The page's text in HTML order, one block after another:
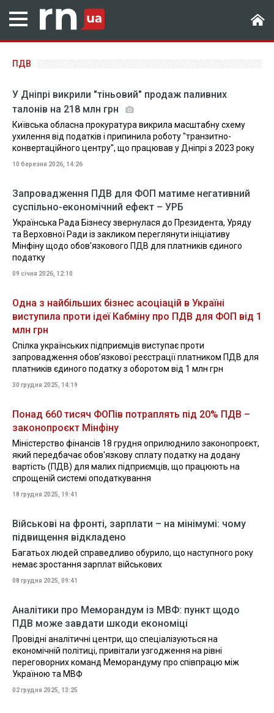
ПДВ
У Дніпрі викрили "тіньовий" продаж паливних
талонів на 218 млн грн
Київська обласна прокуратура викрила масштабну схему
ухилення від податків і припинила роботу "транзитно-
конвертаційного центру", що працював у Дніпрі з 2023 року
10 березня 2026, 14:26
Запровадження ПДВ для ФОП матиме негативний
суспільно-економічний ефект – УРБ
Українська Рада Бізнесу звернулася до Президента, Уряду
та Верховної Ради із закликом переглянути ініціативу
Мінфіну щодо обов'язкового ПДВ для платників єдиного
податку
09 січня 2026, 12:10
Одна з найбільших бізнес асоціацій в Україні
виступила проти ідеї Кабміну про ПДВ для ФОП від 1
млн грн
Спілка українських підприємців виступає проти
запровадження обов’язкової реєстрації платником ПДВ для
платників єдиного податку з оборотом від 1 млн грн
30 грудня 2025, 14:19
Понад 660 тисяч ФОПів потраплять під 20% ПДВ –
законопроєкт Мінфіну
Міністерство фінансів 18 грудня оприлюднило законопроєкт,
який передбачає обов'язкову сплату податку на додану
вартість (ПДВ) для малих підприємців, що працюють на
спрощеній системі оподаткування
18 грудня 2025, 19:41
Військові на фронті, зарплати – на мінімумі: чому
підвищення відкладено
Багатьох людей справедливо обурило, що наступного року
немає зростання зарплат військових
08 грудня 2025, 09:41
Аналітики про Меморандум із МВФ: пункт щодо
ПДВ може завдати шкоди економіці
Провідні аналітичні центри, що спеціалізуються на
економічній політиці, привітали узгодження на рівні
переговорних команд Меморандуму про співпрацю між
Україною та МВФ
02 грудня 2025, 13:25